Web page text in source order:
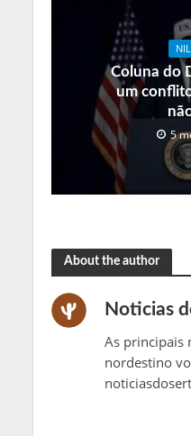
Coluna do
um
5
About the author
Noticias
As principais
nordestino